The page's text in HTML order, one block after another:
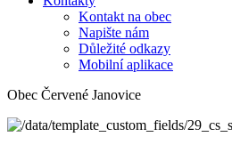
Kontakt na obec
Napište nám
Důležité odkazy
Mobilní aplikace
Obec Červené Janovice